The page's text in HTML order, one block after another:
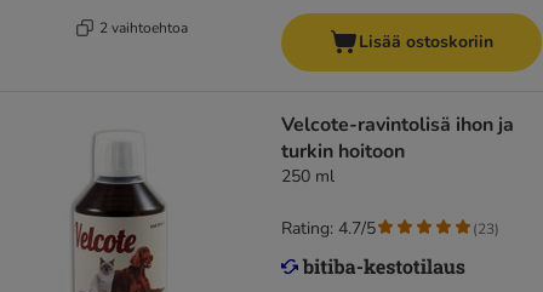
2 vaihtoehtoa
Lisää ostoskoriin
Velcote-ravintolisä ihon ja
turkin hoitoon
250 ml
Rating: 4.7/5 (23)